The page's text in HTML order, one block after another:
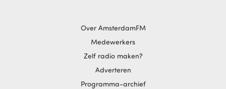
Over AmsterdamFM
Medewerkers
Zelf radio maken?
Adverteren
Programma-archief